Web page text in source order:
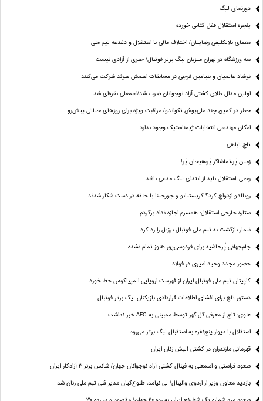
دورنمای لیگ
پنجره‌ استقلال قفل کتابی خورده
معمای بلاتکلیفی رضاییان/ اختلاف مالی با استقلال و دغدغه تیم ملی
سه ورزشگاه در تهران میزبان لیگ برتر فوتبال/ خبری از آزادی نیست
نوشاد عالمیان و بنیامین فرجی در مسابقات اسمش سوئد شرکت می‌کنند
اولین مدال طلای کشتی آزاد نوجوانان ضرب شد/اسمعلی نقره‌ای شد
خطر در کمین چند ملی‌پوش تکواندو/ مراقبت ویژه برای روزهای حیاتی پیش‌رو
امکان مهندسی انتخابات ژیمناستیک وجود ندارد
تاج تباهی
زمین پَر،تماشاگر پَر،هیجان پَر!
رجبی: استقلال باید از ابتدای لیگ مدعی باشد
رونالدو ازدواج کرد؟ کریستیانو و جورجینا با حلقه در دست شکار شدند
ستاره خارجی استقلال: همسرم اجازه نداد برگردم
نیمار بازگشت به تیم ملی فوتبال برزیل را رد کرد
جام‌جهانی پُرحاشیه برای فردوسی‌پور هنوز تمام نشده
حضور مجدد وحید امیری در فولاد
کاپیتان تیم ملی فوتبال ایران از فهرست اروپایی المپیاکوس خط خورد
دستور تاج برای افشای اطلاعات قراردادی بازیکنان لیگ برتر فوتبال
علوی: تاج از معرفی گل گهر توسط ممبینی به AFC خبر نداشت
استقلال با دیوار پنج‌نفره به استقبال لیگ برتر می‌رود
قهرمانی مازندران در کشتی آلیش زنان ایران
صعود فراستی و اسمعلی به فینال کشتی آزاد نوجوانان جهان/ شانس برنز ۳ آزادکار ایران
بازدید معاون وزیر از اردوی والیبال/ لی نیامد، طلوع‌کیان مدیر فنی تیم ملی زنان شد